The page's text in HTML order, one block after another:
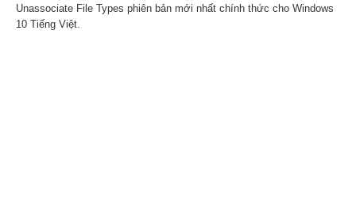
Unassociate File Types phiên bản mới nhất chính thức cho Windows
10 Tiếng Việt.